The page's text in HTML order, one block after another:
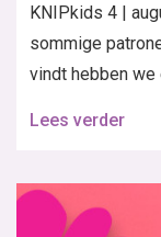
KNIPkids 4 |
sommige
vindt hebben we
Lees verder